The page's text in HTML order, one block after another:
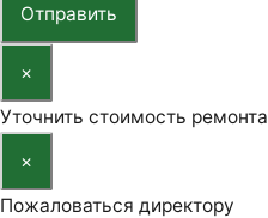
Отправить
×
Уточнить стоимость ремонта
×
Пожаловаться директору